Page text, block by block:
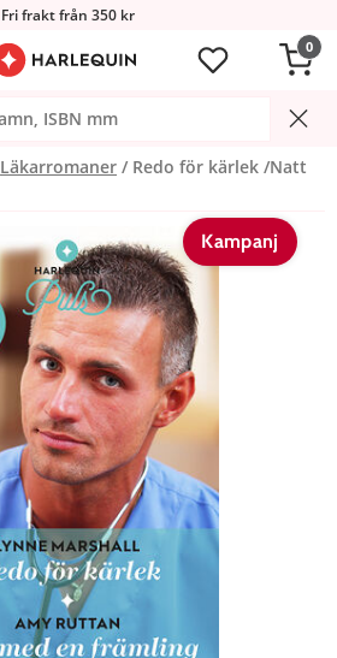
Fri frakt från 350 kr
0
Läkarromaner
Redo för kärlek /Natt
Kampanj